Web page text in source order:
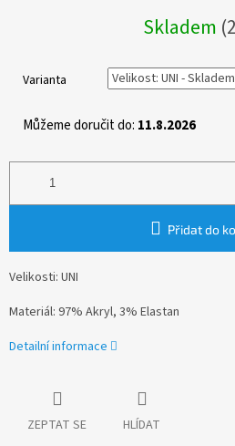
cena:
Skladem
Varianta
Můžeme doručit do: 11.8.2026
Přidat do
Velikosti: UNI
Materiál: 97% Akryl, 3% Elastan
Detailní informace
ZEPTAT SE HLÍDAT